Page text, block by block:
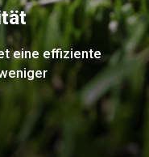
eine effiziente